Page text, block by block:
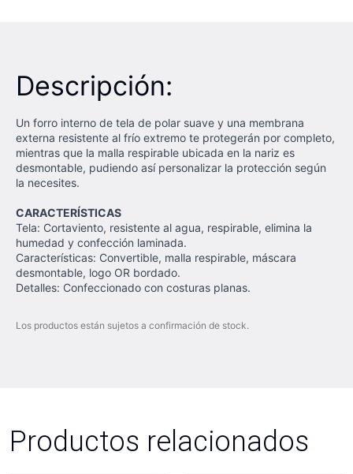
Descripción:
Un forro interno de tela de polar suave y una membrana
externa resistente al frío extremo te protegerán por completo,
mientras que la malla respirable ubicada en la nariz es
desmontable, pudiendo así personalizar la protección según
la necesites.
CARACTERÍSTICAS
Tela: Cortaviento, resistente al agua, respirable, elimina la
humedad y confección laminada.
Características: Convertible, malla respirable, máscara
desmontable, logo OR bordado.
Detalles: Confeccionado con costuras planas.
Los productos están sujetos a confirmación de stock.
Productos relacionados